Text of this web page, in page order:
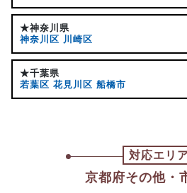
★神奈川県
神奈川区 川崎区
★千葉県
若葉区 花見川区 船橋市
対応エリ
京都府その他・